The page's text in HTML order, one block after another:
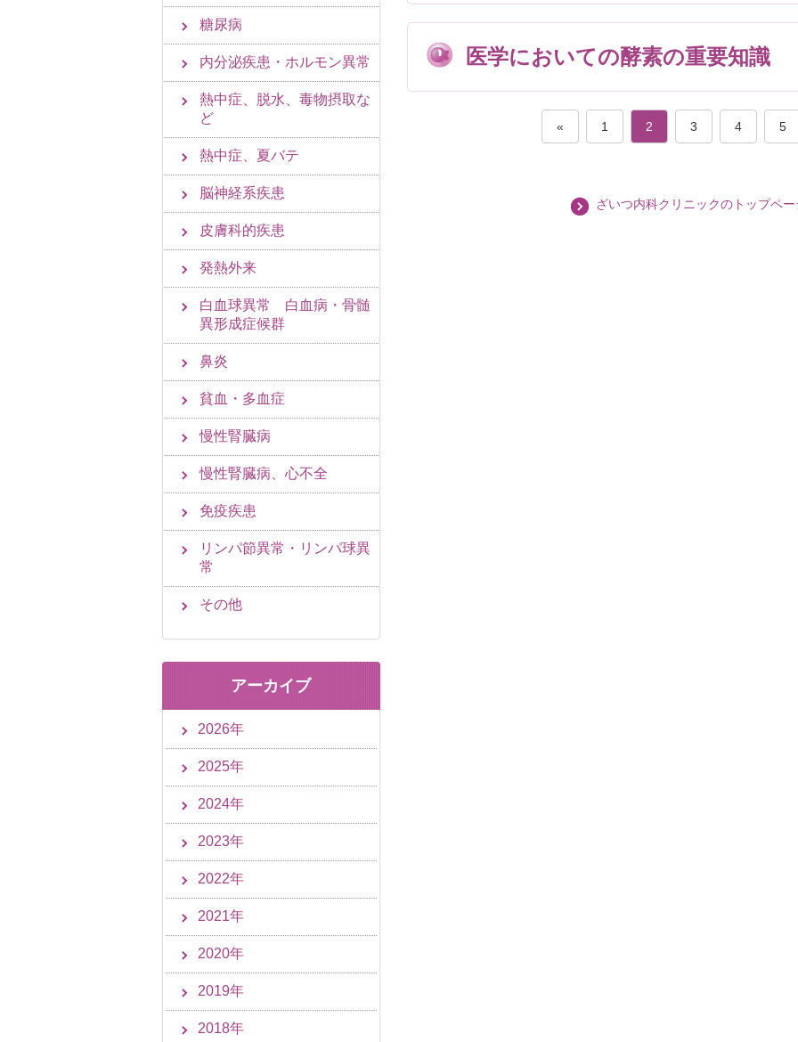
医学においての酵素の重要知識
« 1 2 3 4 5
ざいつ内科クリニックのトップペ
糖尿病
内分泌疾患・ホルモン異常
熱中症、脱水、毒物摂取な
ど
熱中症、夏バテ
脳神経系疾患
皮膚科的疾患
発熱外来
白血球異常 白血病・骨髄
異形成症候群
鼻炎
貧血・多血症
慢性腎臓病
慢性腎臓病、心不全
免疫疾患
リンパ節異常・リンパ球異
常
その他
アーカイブ
2026年
2025年
2024年
2023年
2022年
2021年
2020年
2019年
2018年